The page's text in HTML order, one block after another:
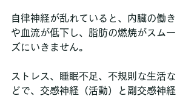
自律神経が乱れていると、内臓の働き
や血流が低下し、脂肪の燃焼がスムー
ズにいきません。
ストレス、睡眠不足、不規則な生活な
どで、交感神経（活動）と副交感神経